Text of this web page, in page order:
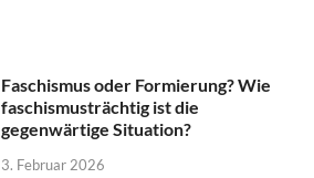
Faschismus oder Formierung? Wie
faschismusträchtig ist die
gegenwärtige Situation?
3. Februar 2026